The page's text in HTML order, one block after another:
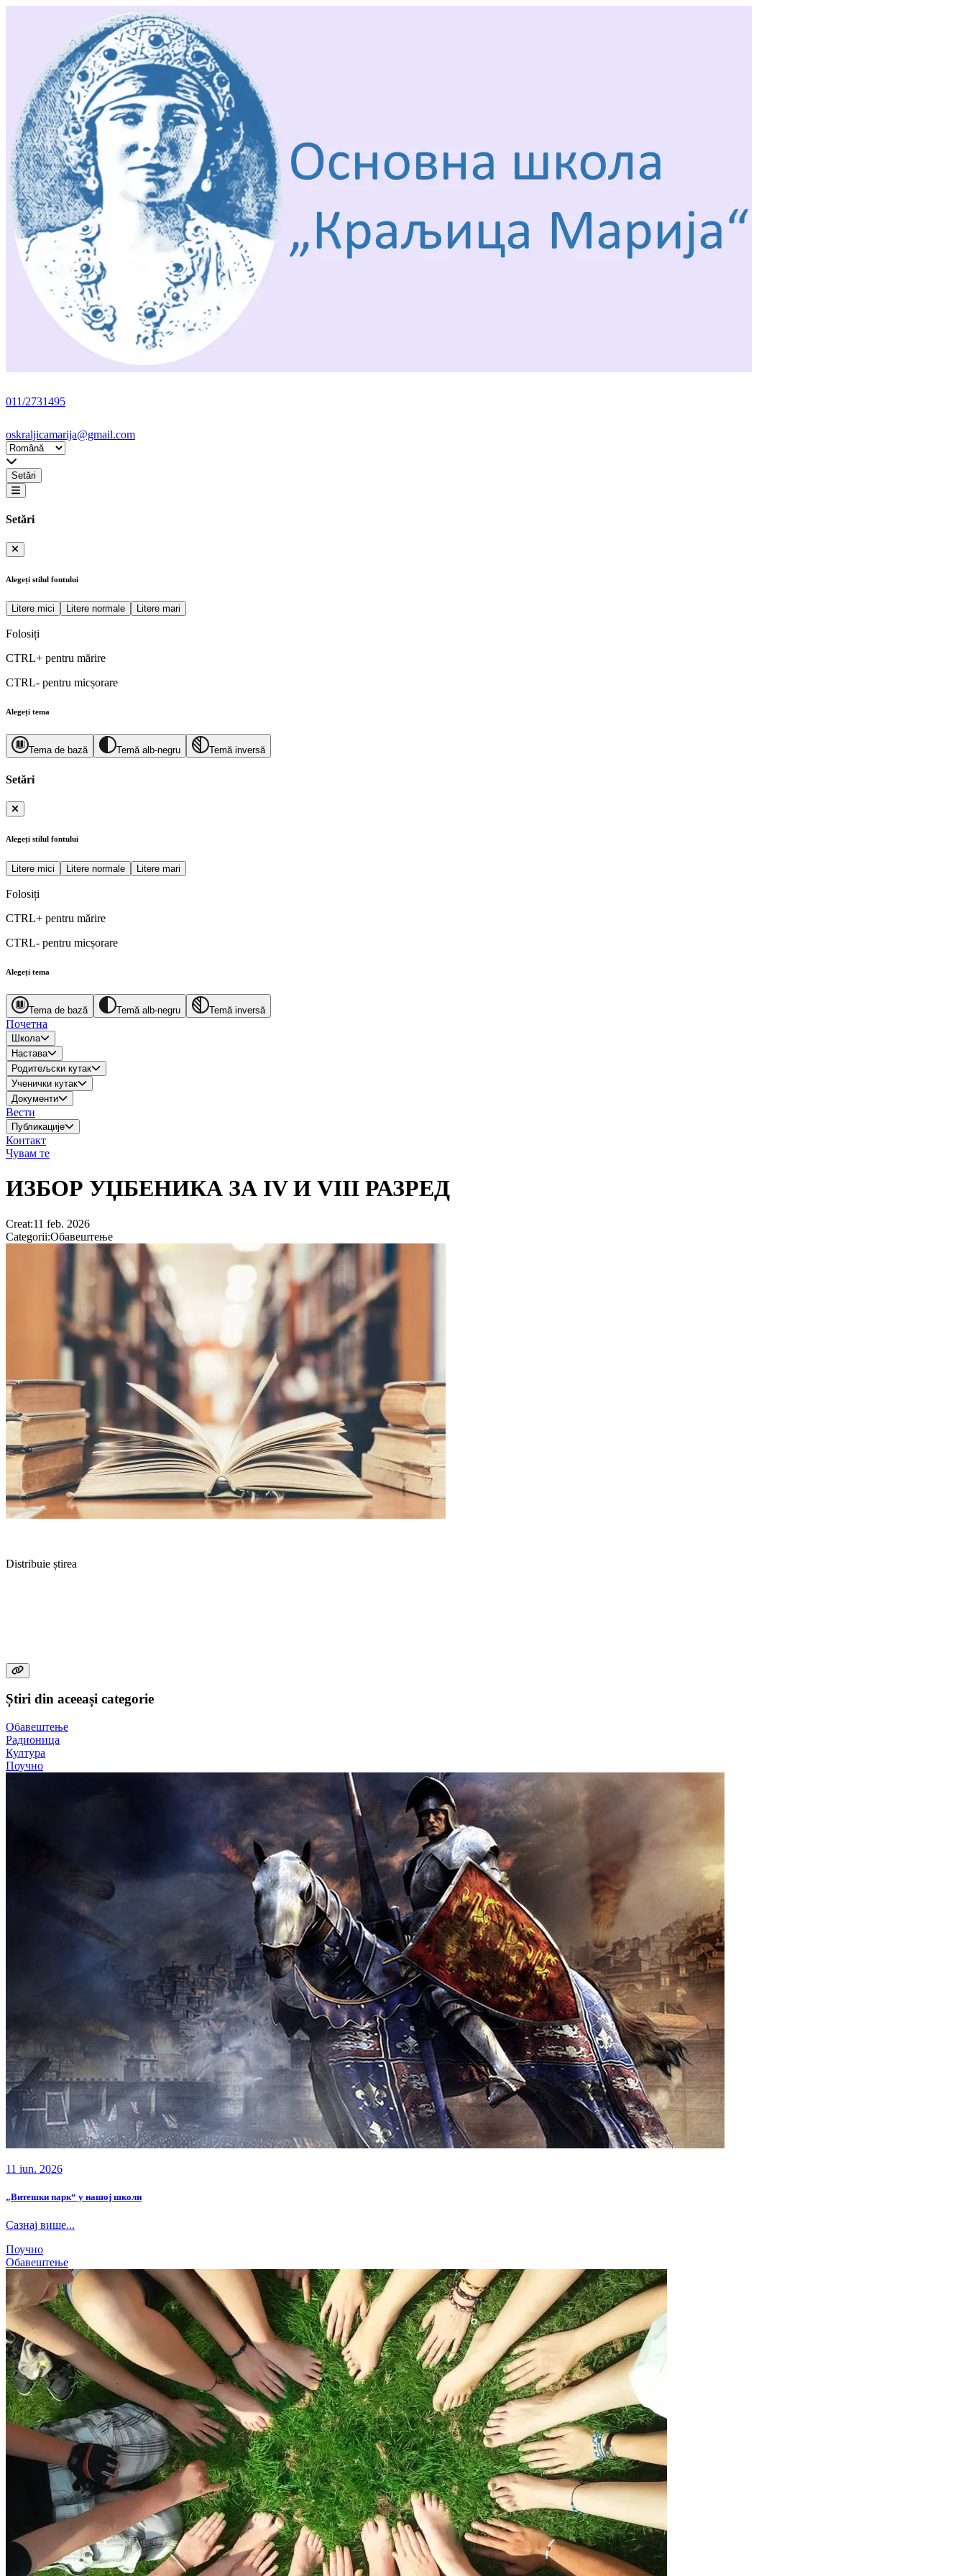
011/2731495
oskraljicamarija@gmail.com
Setări
Setări
Alegeți stilul fontului
Litere mici Litere normale Litere mari
Folosiți
CTRL+ pentru mărire
CTRL- pentru micșorare
Alegeți tema
Tema de bază Temă alb-negru Temă inversă
Setări
Alegeți stilul fontului
Litere mici Litere normale Litere mari
Folosiți
CTRL+ pentru mărire
CTRL- pentru micșorare
Alegeți tema
Tema de bază Temă alb-negru Temă inversă
Почетна
Школа
Настава
Родитељски кутак
Ученички кутак
Документи
Вести
Публикације
Контакт
Чувам те
ИЗБОР УЏБЕНИКА ЗА IV И VIII РАЗРЕД
Creat:11 feb. 2026
Categorii:Обавештење
Distribuie știrea
Știri din aceeași categorie
Обавештење
Радионица
Култура
Поучно
11 iun. 2026
„Витешки парк“ у нашој школи
Сазнај више...
Поучно
Обавештење